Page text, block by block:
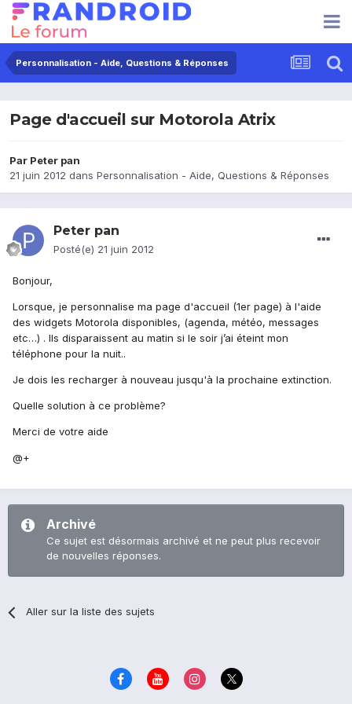
Personnalisation - Aide, Questions & Réponses
Page d'accueil sur Motorola Atrix
Par Peter pan
21 juin 2012 dans Personnalisation - Aide, Questions & Réponses
Peter pan
Posté(e) 21 juin 2012
Bonjour,
Lorsque, je personnalise ma page d'accueil (1er page) à l'aide
des widgets Motorola disponibles, (agenda, météo, messages
etc…) . Ils disparaissent au matin si le soir j’ai éteint mon
téléphone pour la nuit..
Je dois les recharger à nouveau jusqu'à la prochaine extinction.
Quelle solution à ce problème?
Merci de votre aide
@+
Archivé
Ce sujet est désormais archivé et ne peut plus recevoir
de nouvelles réponses.
Aller sur la liste des sujets